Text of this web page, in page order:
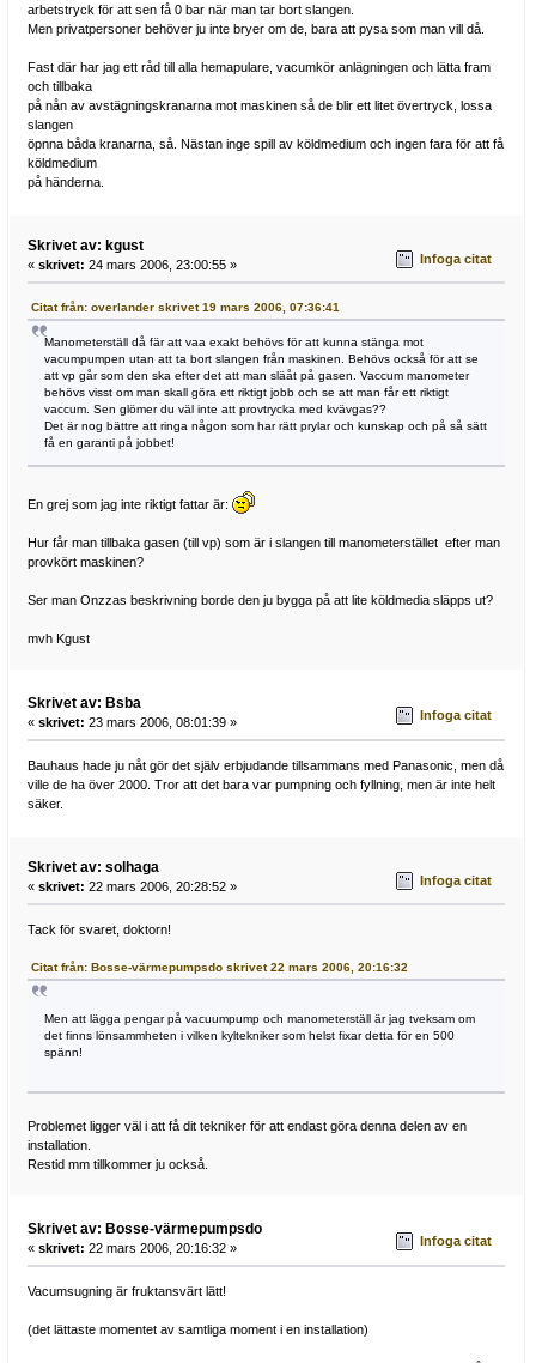
arbetstryck för att sen få 0 bar när man tar bort slangen.
Men privatpersoner behöver ju inte bryer om de, bara att pysa som man vill då.
Fast där har jag ett råd till alla hemapulare, vacumkör anlägningen och lätta fram
och tillbaka
på nån av avstägningskranarna mot maskinen så de blir ett litet övertryck, lossa
slangen
öpnna båda kranarna, så. Nästan inge spill av köldmedium och ingen fara för att få
köldmedium
på händerna.
Skrivet av: kgust
« skrivet: 24 mars 2006, 23:00:55 » Infoga citat
Citat från: overlander skrivet 19 mars 2006, 07:36:41
Manometerställ då fär att vaa exakt behövs för att kunna stänga mot
vacumpumpen utan att ta bort slangen från maskinen. Behövs också för att se
att vp går som den ska efter det att man släåt på gasen. Vaccum manometer
behövs visst om man skall göra ett riktigt jobb och se att man får ett riktigt
vaccum. Sen glömer du väl inte att provtrycka med kvävgas??
Det är nog bättre att ringa någon som har rätt prylar och kunskap och på så sätt
få en garanti på jobbet!
En grej som jag inte riktigt fattar är:
Hur får man tillbaka gasen (till vp) som är i slangen till manometerstället efter man
provkört maskinen?
Ser man Onzzas beskrivning borde den ju bygga på att lite köldmedia släpps ut?
mvh Kgust
Skrivet av: Bsba
« skrivet: 23 mars 2006, 08:01:39 » Infoga citat
Bauhaus hade ju nåt gör det själv erbjudande tillsammans med Panasonic, men då
ville de ha över 2000. Tror att det bara var pumpning och fyllning, men är inte helt
säker.
Skrivet av: solhaga
« skrivet: 22 mars 2006, 20:28:52 » Infoga citat
Tack för svaret, doktorn!
Citat från: Bosse-värmepumpsdo skrivet 22 mars 2006, 20:16:32
Men att lägga pengar på vacuumpump och manometerställ är jag tveksam om
det finns lönsammheten i vilken kyltekniker som helst fixar detta för en 500
spänn!
Problemet ligger väl i att få dit tekniker för att endast göra denna delen av en
installation.
Restid mm tillkommer ju också.
Skrivet av: Bosse-värmepumpsdo
« skrivet: 22 mars 2006, 20:16:32 » Infoga citat
Vacumsugning är fruktansvärt lätt!
(det lättaste momentet av samtliga moment i en installation)